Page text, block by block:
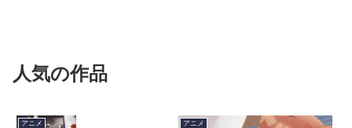
人気の作品
アニメ アニメ